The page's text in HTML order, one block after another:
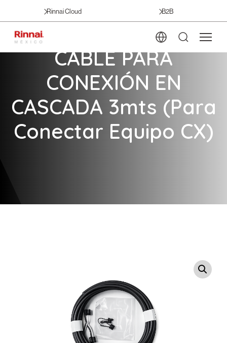
Rinnai Cloud B2B
CABLE PARA
CONEXIÓN EN
CASCADA 3mts (Para
Conectar Equipo CX)